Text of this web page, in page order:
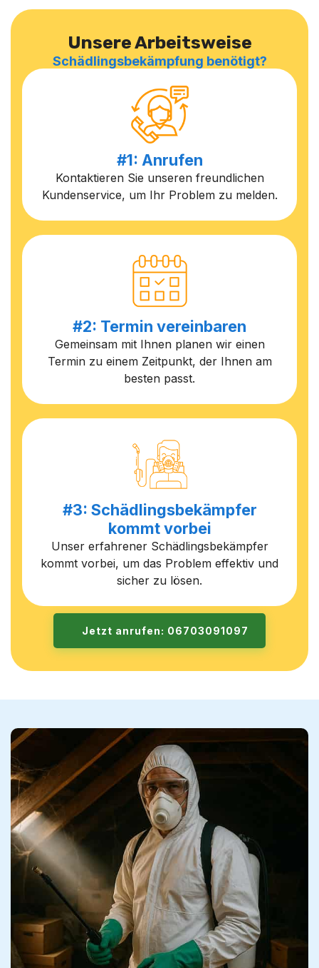
Unsere Arbeitsweise
Schädlingsbekämpfung benötigt?
#1: Anrufen
Kontaktieren Sie unseren freundlichen
Kundenservice, um Ihr Problem zu melden.
#2: Termin vereinbaren
Gemeinsam mit Ihnen planen wir einen
Termin zu einem Zeitpunkt, der Ihnen am
besten passt.
#3: Schädlingsbekämpfer
kommt vorbei
Unser erfahrener Schädlingsbekämpfer
kommt vorbei, um das Problem effektiv und
sicher zu lösen.
Jetzt anrufen: 06703091097